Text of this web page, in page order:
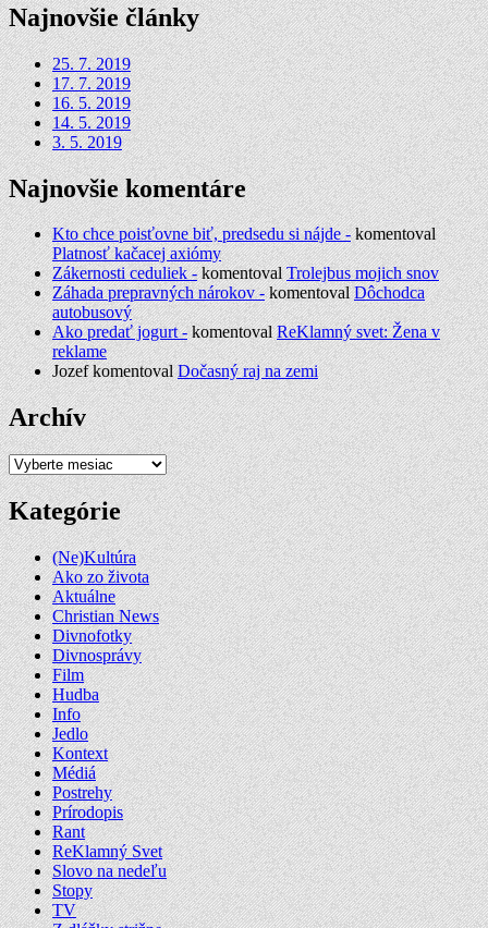
Najnovšie články
25. 7. 2019
17. 7. 2019
16. 5. 2019
14. 5. 2019
3. 5. 2019
Najnovšie komentáre
Kto chce poisťovne biť, predsedu si nájde -komentoval
Platnosť kačacej axiómy
Zákernosti ceduliek -komentovalTrolejbus mojich snov
Záhada prepravných nárokov -komentovalDôchodca
autobusový
Ako predať jogurt -komentovalReKlamný svet: Žena v
reklame
JozefkomentovalDočasný raj na zemi
Archív
Archív
Kategórie
(Ne)Kultúra
Ako zo života
Aktuálne
Christian News
Divnofotky
Divnosprávy
Film
Hudba
Info
Jedlo
Kontext
Médiá
Postrehy
Prírodopis
Rant
ReKlamný Svet
Slovo na nedeľu
Stopy
TV